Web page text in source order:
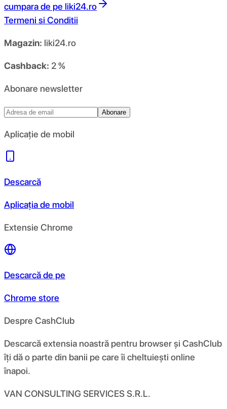
cumpara de pe liki24.ro
Termeni si Conditii
Magazin: liki24.ro
Cashback: 2 %
Abonare newsletter
Abonare
Aplicație de mobil
Descarcă
Aplicația de mobil
Extensie Chrome
Descarcă de pe
Chrome store
Despre CashClub
Descarcă extensia noastră pentru browser și CashClub
îți dă o parte din banii pe care îi cheltuiești online
înapoi.
VAN CONSULTING SERVICES S.R.L.